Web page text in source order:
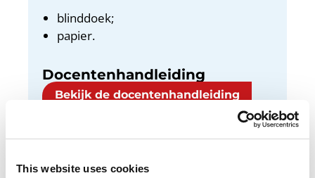
This website uses cookies
blinddoek;
papier.
Docentenhandleiding
Bekijk de docentenhandleiding